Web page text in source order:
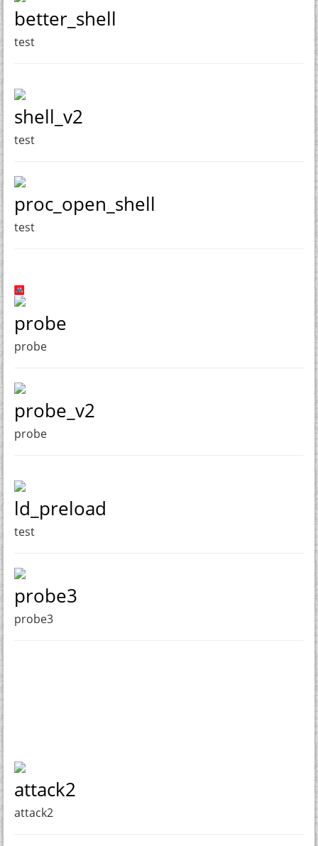
better_shell
test
shell_v2
test
proc_open_shell
test
probe
probe
probe_v2
probe
ld_preload
test
probe3
probe3
attack2
attack2